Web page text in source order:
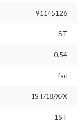
91145126
ST
0.54
fsc
1ST/18/X/X
1ST